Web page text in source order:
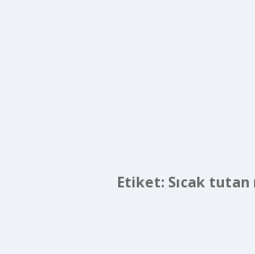
Etiket: Sıcak tutan